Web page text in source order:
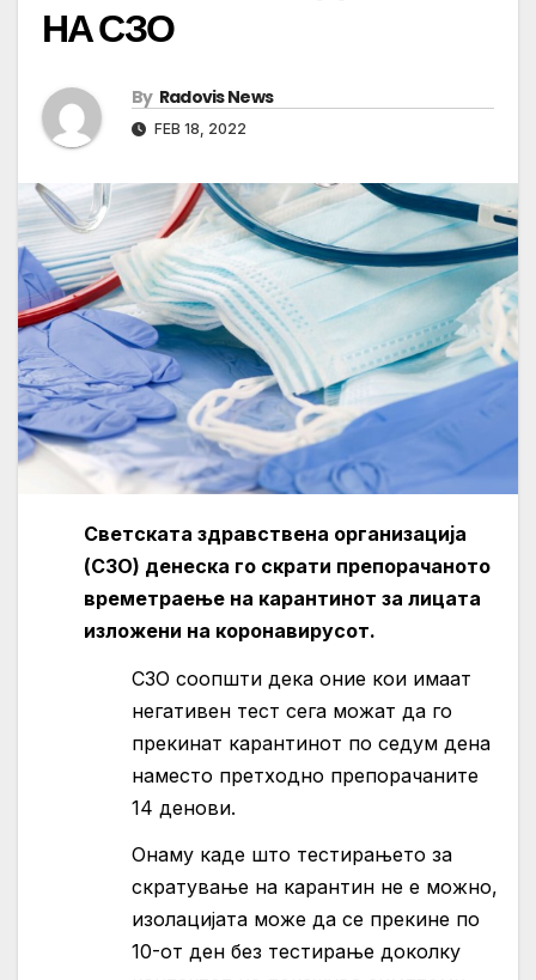
НА СЗО
By Radovis News
FEB 18, 2022
Светската здравствена организација
(СЗО) денеска го скрати препорачаното
времетраење на карантинот за лицата
изложени на коронавирусот.
СЗО соопшти дека оние кои имаат
негативен тест сега можат да го
прекинат карантинот по седум дена
наместо претходно препорачаните
14 денови.
Онаму каде што тестирањето за
скратување на карантин не е можно,
изолацијата може да се прекине по
10-от ден без тестирање доколку